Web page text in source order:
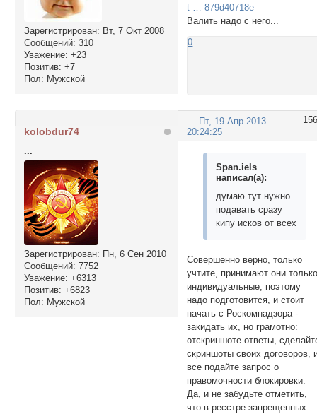
Зарегистрирован: Вт, 7 Окт 2008
Сообщений: 310
Уважение: +23
Позитив: +7
Пол: Мужской
t … 879d40718e
Валить надо с него...
0
156
Пт, 19 Апр 2013
20:24:25
kolobdur74
...
Зарегистрирован: Пн, 6 Сен 2010
Сообщений: 7752
Уважение: +6313
Позитив: +6823
Пол: Мужской
Span.iels
написал(а):
думаю тут нужно
подавать сразу
кипу исков от всех
Совершенно верно, только
учтите, принимают они
индивидуальные, поэтому
надо подготовится, и стоит
начать с Роскомнадзора -
закидать их, но грамотно:
отскриншоте ответы,
скриншоты своих договоров,
все подайте запрос о
правомочности блокировки.
Да, и не забудьте отметить,
что в ресстре запрещенных